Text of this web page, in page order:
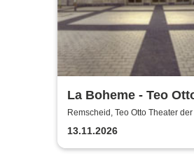
La Boheme - Teo
der Stadt Remscheid
Remscheid, Teo Otto Theater
Remscheid
13.11.2026